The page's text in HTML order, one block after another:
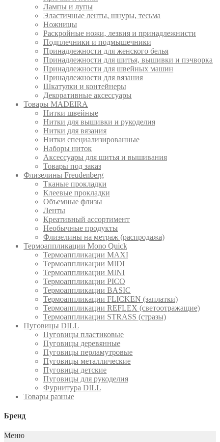
Лампы и лупы
Эластичные ленты, шнуры, тесьма
Ножницы
Раскройные ножи, лезвия и принадлежнисти
Подплечники и подмышечники
Принадлежности для женского белья
Принадлежности для шитья, вышивки и пэчворка
Принадлежности для швейных машин
Принадлежности для вязания
Шкатулки и контейнеры
Декоративные аксессуары
Товары MADEIRA
Нитки швейные
Нитки для вышивки и рукоделия
Нитки для вязания
Нитки специализированные
Наборы ниток
Аксессуары для шитья и вышивания
Товары под заказ
Флизелины Freudenberg
Тканые прокладки
Клеевые прокладки
Объемные флизы
Ленты
Креативный ассортимент
Необычные продукты
Флизелины на метраж (распродажа)
Термоаппликации Mono Quick
Термоаппликации MAXI
Термоаппликации MIDI
Термоаппликации MINI
Термоаппликации PICO
Термоаппликации BASIC
Термоаппликации FLICKEN (заплатки)
Термоаппликации REFLEX (светоотражащие)
Термоаппликации STRASS (стразы)
Пуговицы DILL
Пуговицы пластиковые
Пуговицы деревянные
Пуговицы перламутровые
Пуговицы металлические
Пуговицы детские
Пуговицы для рукоделия
Фурнитура DILL
Товары разные
Бренд
Меню